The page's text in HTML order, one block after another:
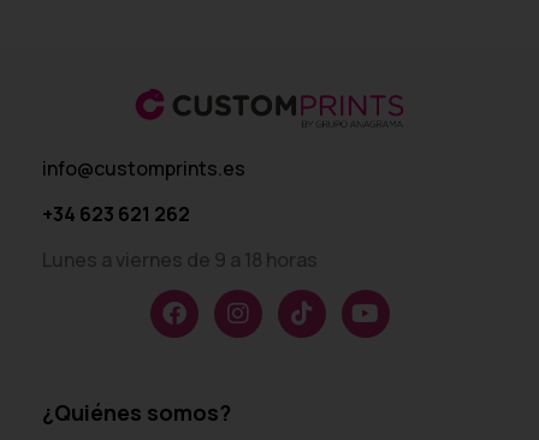
info@customprints.es
+34 623 621 262
Lunes a viernes de 9 a 18 horas
¿Quiénes somos?